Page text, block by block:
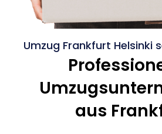
Umzug Frankfurt Helsinki
aus